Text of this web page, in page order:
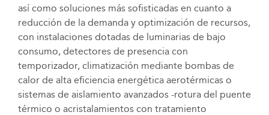
así como soluciones más sofisticadas en cuanto a
reducción de la demanda y optimización de recursos,
con instalaciones dotadas de luminarias de bajo
consumo, detectores de presencia con
temporizador, climatización mediante bombas de
calor de alta eficiencia energética aerotérmicas o
sistemas de aislamiento avanzados -rotura del puente
térmico o acristalamientos con tratamiento